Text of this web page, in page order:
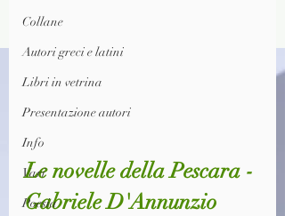
Collane
Autori greci e latini
Libri in vetrina
Presentazione autori
Info
Vari
Poesia
Le novelle della Pescara -
Gabriele D'Annunzio